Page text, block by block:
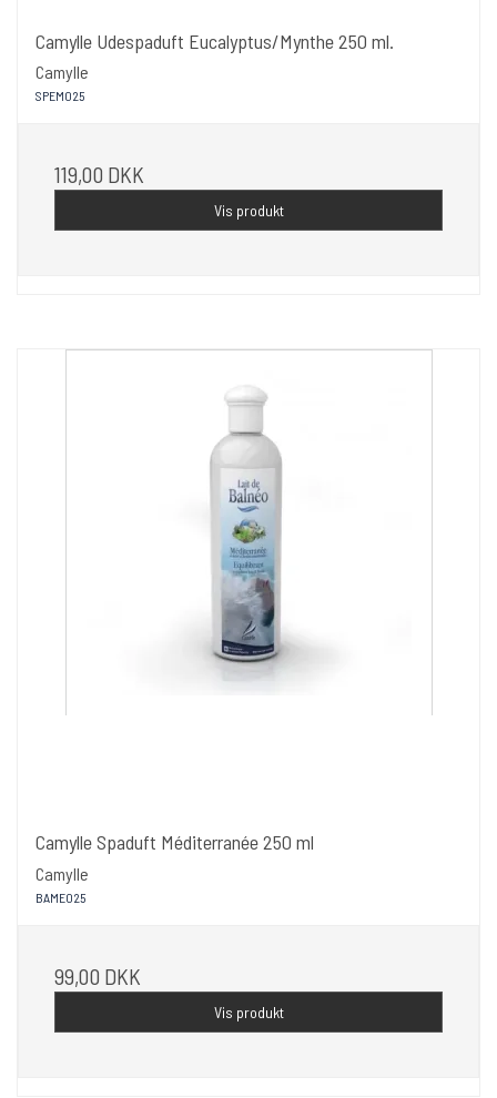
Camylle Udespaduft Eucalyptus/Mynthe 250 ml.
Camylle
SPEM025
119,00 DKK
Vis produkt
Camylle Spaduft Méditerranée 250 ml
Camylle
BAME025
99,00 DKK
Vis produkt